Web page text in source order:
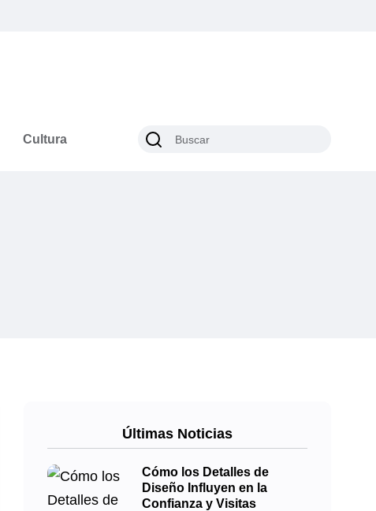
Cultura
Últimas Noticias
Cómo los Detalles de
Diseño Influyen en la
Confianza y Visitas